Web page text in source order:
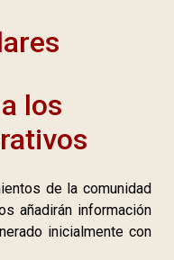
los
de la comunidad
añadirán información
inicialmente con